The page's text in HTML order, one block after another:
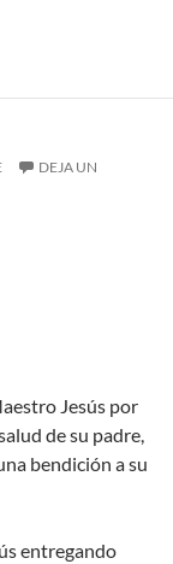
DEJA UN
Jesús por
de su padre,
bendición a su
entregando